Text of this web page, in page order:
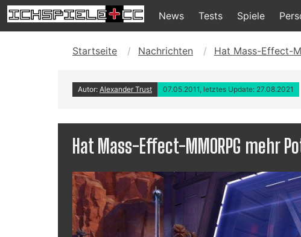
News Tests Spiele
Startseite Nachrichten Hat Mass-Effect-
Autor: Alexander Trust 07.05.2011, letztes Update: 27.08.2021
Hat Mass-Effect-MMORPG mehr